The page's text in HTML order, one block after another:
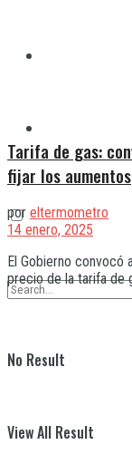
No Result
View All Result
Tarifa de gas:
fijar los aumentos
por eltermometro
14 enero, 2025
El Gobierno convocó
precio de la tarifa de